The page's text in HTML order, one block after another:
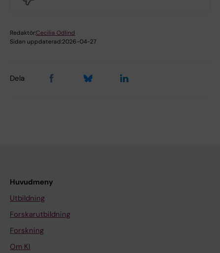
Redaktör:Cecilia Odlind
Sidan uppdaterad:2026-04-27
Dela
Huvudmeny
Utbildning
Forskarutbildning
Forskning
Om KI